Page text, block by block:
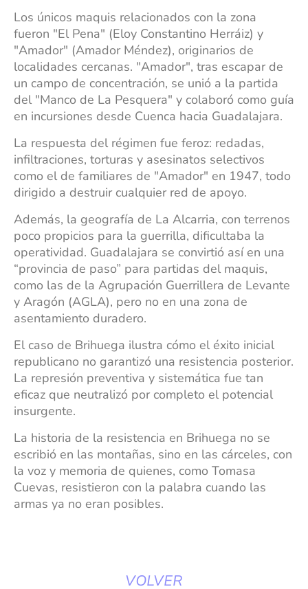
Los únicos maquis relacionados con la zona
fueron "El Pena" (Eloy Constantino Herráiz) y
"Amador" (Amador Méndez), originarios de
localidades cercanas. "Amador", tras escapar de
un campo de concentración, se unió a la partida
del "Manco de La Pesquera" y colaboró como guía
en incursiones desde Cuenca hacia Guadalajara.
La respuesta del régimen fue feroz: redadas,
infiltraciones, torturas y asesinatos selectivos
como el de familiares de "Amador" en 1947, todo
dirigido a destruir cualquier red de apoyo.
Además, la geografía de La Alcarria, con terrenos
poco propicios para la guerrilla, dificultaba la
operatividad. Guadalajara se convirtió así en una
“provincia de paso” para partidas del maquis,
como las de la Agrupación Guerrillera de Levante
y Aragón (AGLA), pero no en una zona de
asentamiento duradero.
El caso de Brihuega ilustra cómo el éxito inicial
republicano no garantizó una resistencia posterior.
La represión preventiva y sistemática fue tan
eficaz que neutralizó por completo el potencial
insurgente.
La historia de la resistencia en Brihuega no se
escribió en las montañas, sino en las cárceles, con
la voz y memoria de quienes, como Tomasa
Cuevas, resistieron con la palabra cuando las
armas ya no eran posibles.
VOLVER